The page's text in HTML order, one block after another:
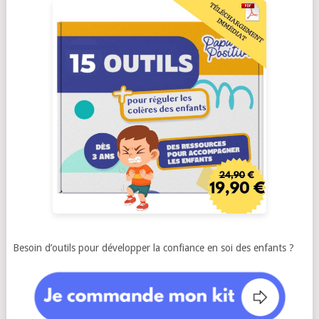
Besoin d’outils pour développer la confiance en soi des enfants ?